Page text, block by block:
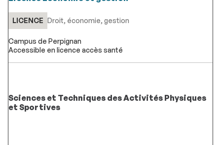
LICENCE Droit, économie, gestion
Campus de Perpignan
Accessible en licence accès santé
Sciences et Techniques des Activités Physiques
et Sportives